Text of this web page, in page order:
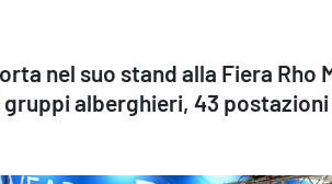
nel suo stand alla Fiera Rho
alberghieri, 43